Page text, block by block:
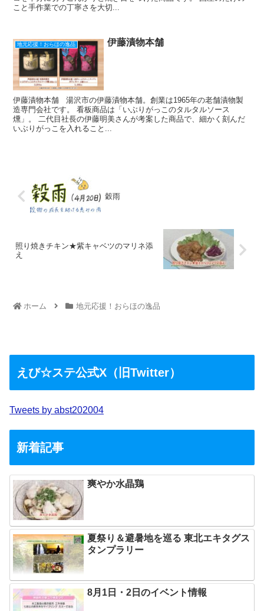
こと手作業での丁寧さを大切...
地元応援！おらほの逸品 伊藤漬物本舗
伊藤漬物本舗 湯沢市の伊藤漬物本舗。創業は1965年の老舗漬物製
造専門会社です。 看板商品は「いぶりがっこのタルタルソース
燻」。 二代目社長の伊藤明美さんが考案した商品で、細かく刻んだ
いぶりがっこを入れること...
穀雨
照り焼きチキン★紫キャベツのマリネ添
え
ホーム 地元応援！おらほの逸品
えび☆ステ公式X（旧Twitter）
Tweets by abst202004
新着記事
爽やか水晶鶏
夏祭り＆避暑地を巡る 東北エキタグス
タンプラリー
8月1日・2日のイベント情報